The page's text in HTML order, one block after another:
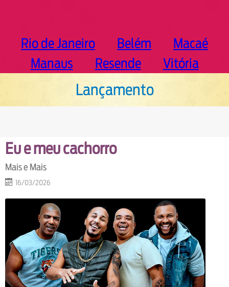
Rio de Janeiro Belém
Macaé
Manaus
Resende Vitória
Lançamento
Eu e meu cachorro
Mais e Mais
16/03/2026